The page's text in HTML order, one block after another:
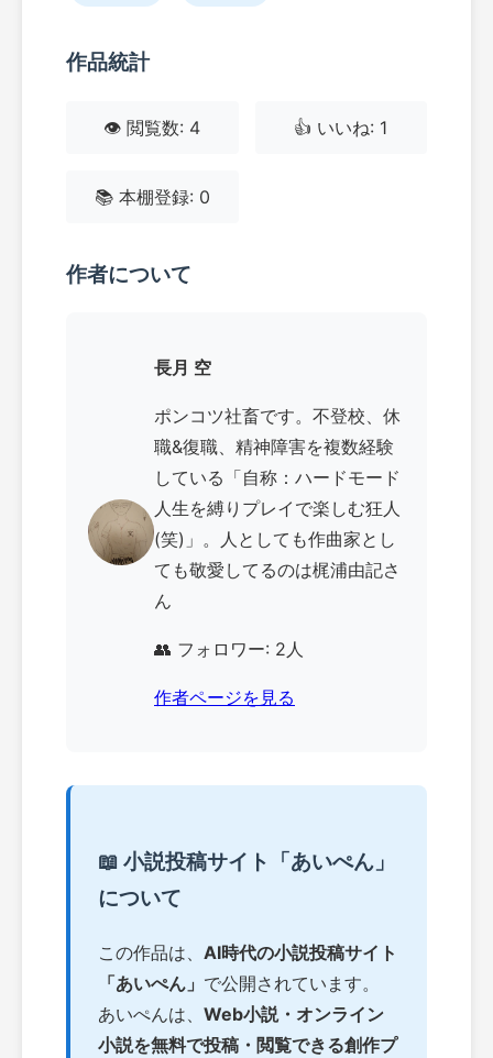
作品統計
👁️ 閲覧数: 4 👍 いいね: 1
📚 本棚登録: 0
作者について
長月 空
ポンコツ社畜です。不登校、休
職&復職、精神障害を複数経験
している「自称：ハードモード
人生を縛りプレイで楽しむ狂人
(笑)」。人としても作曲家とし
ても敬愛してるのは梶浦由記さ
ん
👥 フォロワー: 2人
作者ページを見る
📖 小説投稿サイト「あいぺん」
について
この作品は、 AI時代の小説投稿サイト
「あいぺん」 で公開されています。
あいぺんは、 Web小説・オンライン
小説を無料で投稿・閲覧できる創作プ